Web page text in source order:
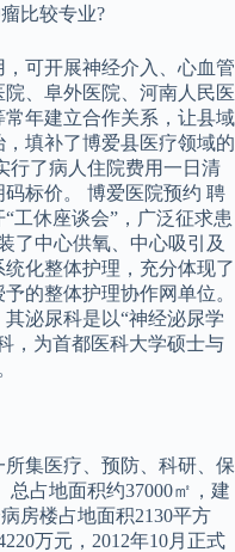
比较专业?
可开展神经介入、心血管
、阜外医院、河南人民医
年建立合作关系，让县域
填补了博爱县医疗领域的
行了病人住院费用一日清
标价。 博爱医院预约 聘
工休座谈会”，广泛征求患
了中心供氧、中心吸引及
化整体护理，充分体现了
的整体护理协作网单位。
泌尿科是以“神经泌尿学
，为首都医科大学硕士与
集医疗、预防、科研、保
占地面积约37000㎡，建
房楼占地面积2130平方
万元，2012年10月正式